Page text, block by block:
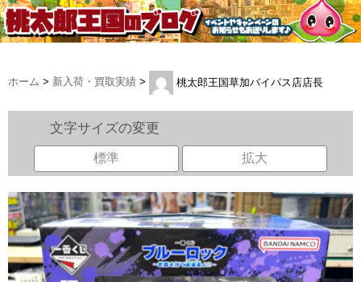
ホーム > 新入荷・買取実績 > 桃太郎王国草加バイパス店店長
文字サイズの変更
標準 拡大